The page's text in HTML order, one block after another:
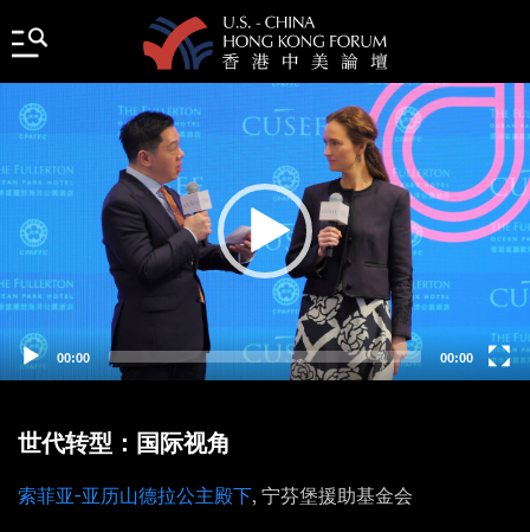
Player
00:00 00:00
世代转型：国际视角
索菲亚-亚历山德拉公主殿下, 宁芬堡援助基金会